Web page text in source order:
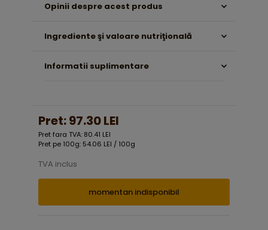
Opinii despre acest produs
Ingrediente şi valoare nutriţională
Informatii suplimentare
Pret:97.30 LEI
Pret fara TVA: 80.41 LEI
Pret pe 100g: 54.06 LEI / 100g
TVA inclus
momentan indisponibil